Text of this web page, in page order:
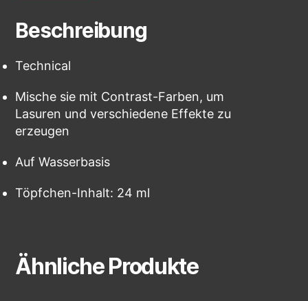
Beschreibung
Technical
Mische sie mit Contrast-Farben, um
Lasuren und verschiedene Effekte zu
erzeugen
Auf Wasserbasis
Töpfchen-Inhalt: 24 ml
Ähnliche Produkte